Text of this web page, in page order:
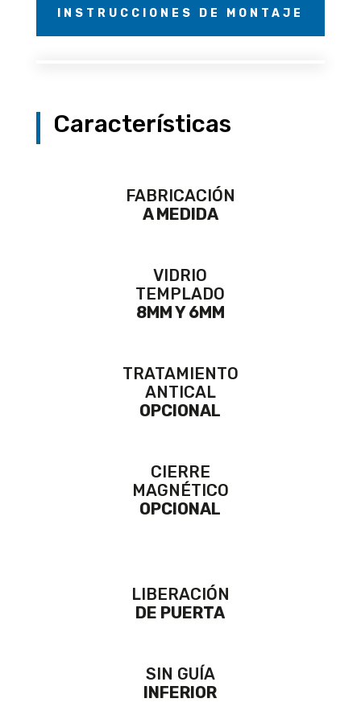
INSTRUCCIONES DE MONTAJE
Características
FABRICACIÓN
A MEDIDA
VIDRIO
TEMPLADO
8MM Y 6MM
TRATAMIENTO
ANTICAL
OPCIONAL
CIERRE
MAGNÉTICO
OPCIONAL
LIBERACIÓN
DE PUERTA
SIN GUÍA
INFERIOR